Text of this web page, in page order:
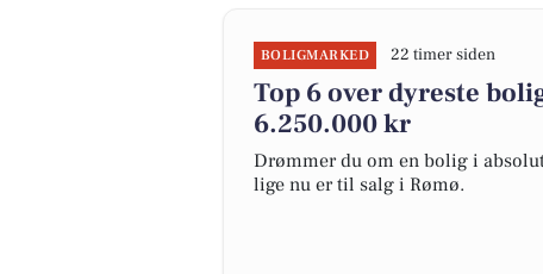
BOLIGMARKED 22 timer siden
Top 6 over dyreste
6.250.000 kr
Drømmer du om en bolig i
lige nu er til salg i Rømø.